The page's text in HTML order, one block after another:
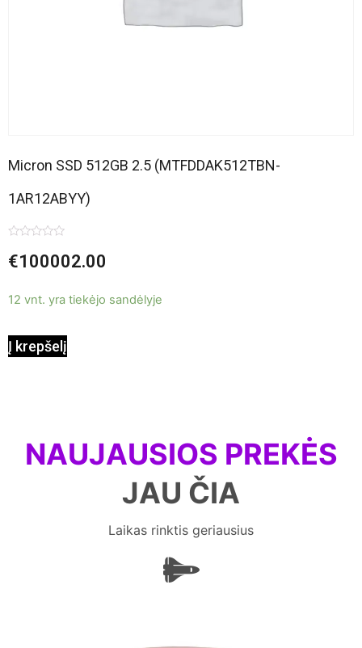
Micron SSD 512GB 2.5 (MTFDDAK512TBN-
1AR12ABYY)
0
iš
€100002.00
12 vnt. yra tiekėjo sandėlyje
Į krepšelį
NAUJAUSIOS PREKĖS
JAU ČIA
Laikas rinktis geriausius